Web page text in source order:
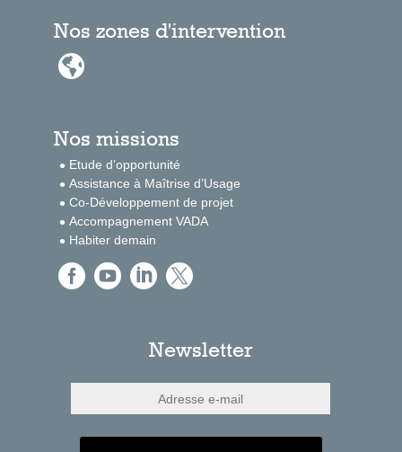
Nos zones d'intervention

Nos missions
Etude d’opportunité
Assistance à Maîtrise d’Usage
Co-Développement de projet
Accompagnement VADA
Habiter demain
   
Newsletter